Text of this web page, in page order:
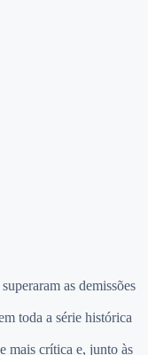
as demissões
toda a série histórica
mais crítica e, junto às